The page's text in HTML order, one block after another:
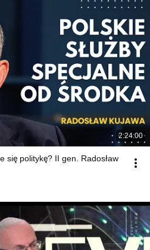
2:24:00
się politykę? II gen. Radosław